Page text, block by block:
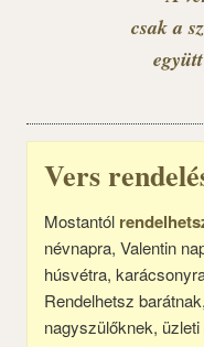
csak a
Vers
Mostantól
névnapra, Valentin
húsvétra,
Rendelhetsz
nagyszülőknek,